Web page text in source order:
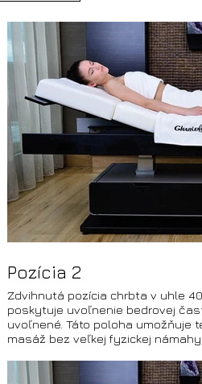
Pozícia 2
Zdvihnutá pozícia chrbta v uhle
poskytuje uvoľnenie bedrovej
uvoľnené. Táto poloha umožňuje
masáž bez veľkej fyzickej námahy.